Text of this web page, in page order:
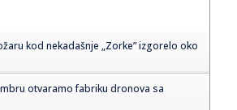
kod nekadašnje „Zorke” izgorelo oko
otvaramo fabriku dronova sa